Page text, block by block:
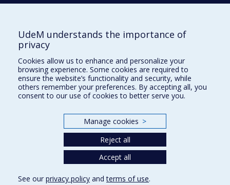
Who does what?
Find us
Site map
Accessibility
UdeM understands the importance of
privacy
Cookies allow us to enhance and personalize your
browsing experience. Some cookies are required to
ensure the website’s functionality and security, while
others remember your preferences. By accepting all, you
consent to our use of cookies to better serve you.
Manage cookies >
Reject all
Accept all
See our privacy policy andterms of use.